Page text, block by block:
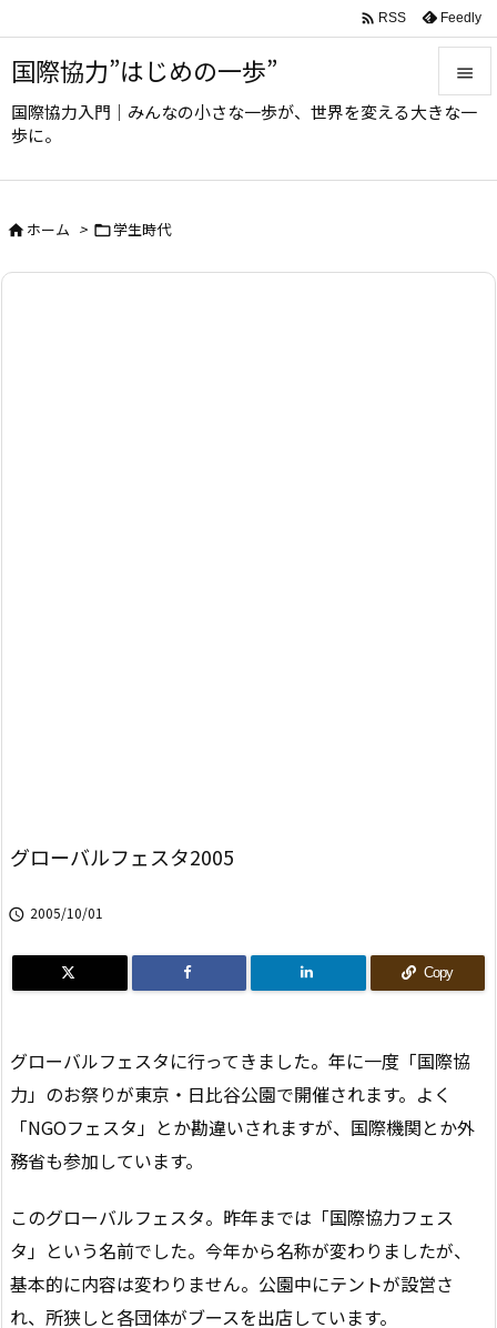
国際協力”はじめの一歩”
国際協力入門｜みんなの小さな一歩が、世界を変える大きな一
歩に。



 RSS Feedly
ホーム > 学生時代
グローバルフェスタ2005
 2005/10/01
Copy
グローバルフェスタに行ってきました。年に一度「国際協
力」のお祭りが東京・日比谷公園で開催されます。よく
「NGOフェスタ」とか勘違いされますが、国際機関とか外
務省も参加しています。
このグローバルフェスタ。昨年までは「国際協力フェス
タ」という名前でした。今年から名称が変わりましたが、
基本的に内容は変わりません。公園中にテントが設営さ
れ、所狭しと各団体がブースを出店しています。